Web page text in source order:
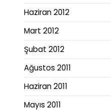
Haziran 2012
Mart 2012
Şubat 2012
Ağustos 2011
Haziran 2011
Mayıs 2011